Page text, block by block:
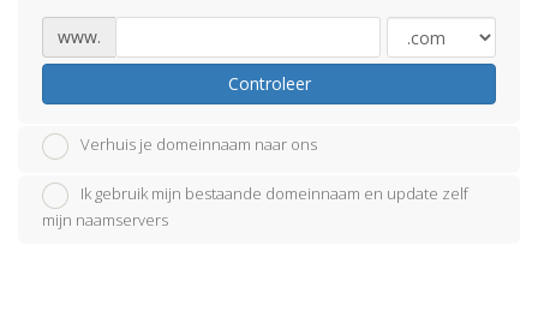
www.
Controleer
Verhuis je domeinnaam naar ons
Ik gebruik mijn bestaande domeinnaam en update zelf
mijn naamservers